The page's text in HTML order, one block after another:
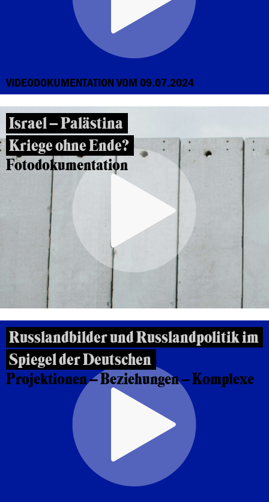
VIDEODOKUMENTATION VOM 09.07.2024
Israel – Palästina
Kriege ohne Ende?
Fotodokumentation
Russlandbilder und Russlandpolitik im
Spiegel der Deutschen
Projektionen – Beziehungen – Komplexe